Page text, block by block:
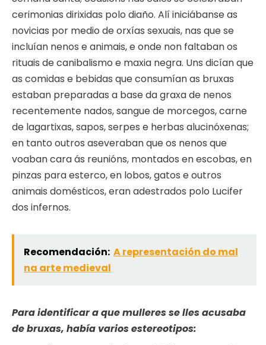
cerimonias dirixidas polo diaño. Alí iniciábanse as
novicias por medio de orxías sexuais, nas que se
incluían nenos e animais, e onde non faltaban os
rituais de canibalismo e maxia negra. Uns dicían que
as comidas e bebidas que consumían as bruxas
estaban preparadas a base da graxa de nenos
recentemente nados, sangue de morcegos, carne
de lagartixas, sapos, serpes e herbas alucinóxenas;
en tanto outros aseveraban que os nenos que
voaban cara ás reunións, montados en escobas, en
pinzas para esterco, en lobos, gatos e outros
animais domésticos, eran adestrados polo Lucifer
dos infernos.
Recomendación: A representación do mal
na arte medieval
Para identificar a que mulleres se lles acusaba
de bruxas, había varios estereotipos: